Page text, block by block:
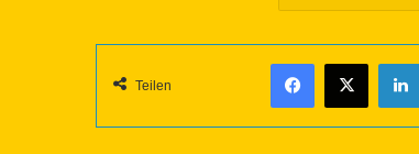
Teilen
X